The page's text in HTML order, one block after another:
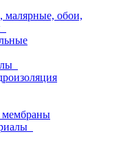
малярные, обои,